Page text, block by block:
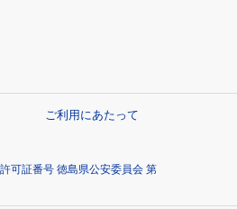
ご利用にあたって
可証番号 徳島県公安委員会 第